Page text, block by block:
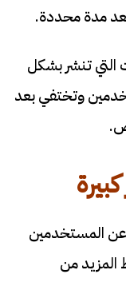
مدة محددة.
التي تنشر بشكل
وتختفي بعد
المستخدمين
من